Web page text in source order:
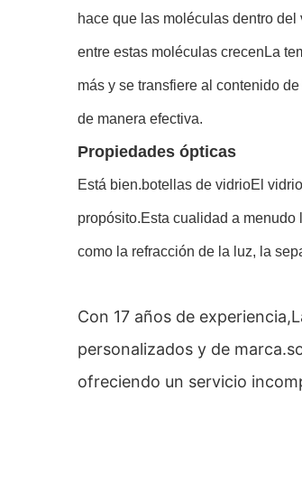
hace que las moléculas dentro
entre estas moléculas crecenLa
más y se transfiere al contenido
de manera efectiva.
Propiedades ópticas
Está bien.botellas de vidrioEl
propósito.Esta cualidad a
como la refracción de la luz, la
Con 17 años de experiencia,
personalizados y de
ofreciendo un servicio